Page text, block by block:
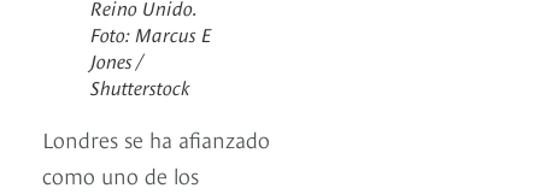
Reino Unido.
Foto: Marcus E
Jones /
Shutterstock
Londres se ha afianzado
como uno de los